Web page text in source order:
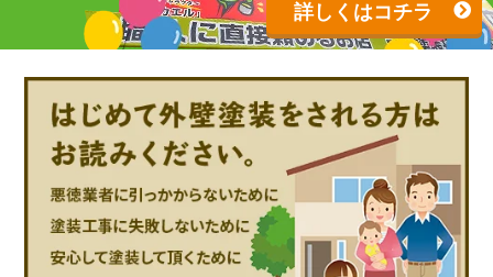
詳しくはコチラ